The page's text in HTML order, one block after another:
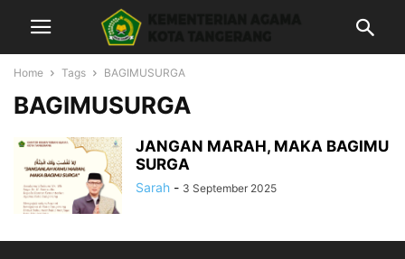
Home Tags BAGIMUSURGA
BAGIMUSURGA
JANGAN MARAH, MAKA BAGIMU
SURGA
Sarah - 3 September 2025